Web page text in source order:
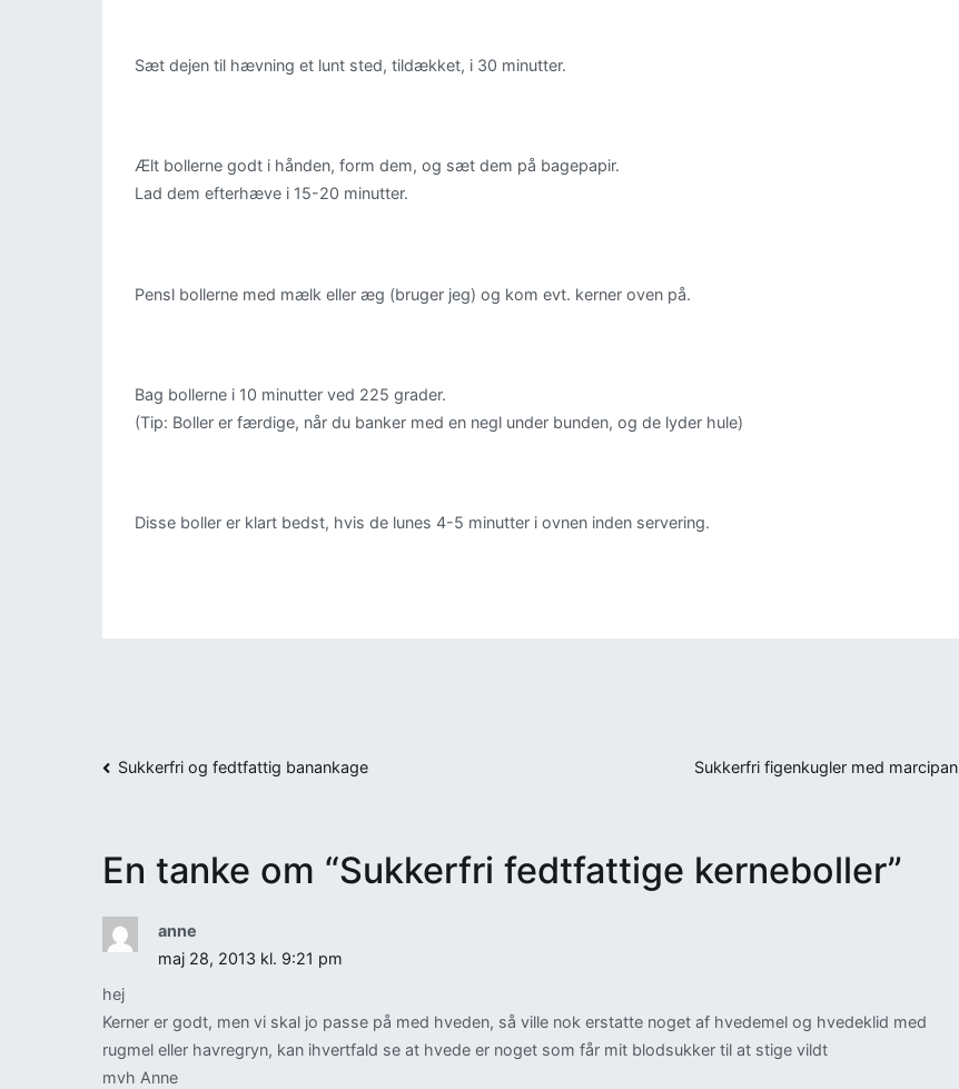
Sæt dejen til hævning et lunt sted, tildækket, i 30 minutter.
Ælt bollerne godt i hånden, form dem, og sæt dem på bagepapir.
Lad dem efterhæve i 15-20 minutter.
Pensl bollerne med mælk eller æg (bruger jeg) og kom evt. kerner oven på.
Bag bollerne i 10 minutter ved 225 grader.
(Tip: Boller er færdige, når du banker med en negl under bunden, og de lyder hule)
Disse boller er klart bedst, hvis de lunes 4-5 minutter i ovnen inden servering.
Indlægsnavigation
Sukkerfri og fedtfattig banankage Sukkerfri figenkugler med marcipan
En tanke om “Sukkerfri fedtfattige kerneboller”
anne
maj 28, 2013 kl. 9:21 pm
hej
Kerner er godt, men vi skal jo passe på med hveden, så ville nok erstatte noget af hvedemel og hvedeklid med
rugmel eller havregryn, kan ihvertfald se at hvede er noget som får mit blodsukker til at stige vildt
mvh Anne